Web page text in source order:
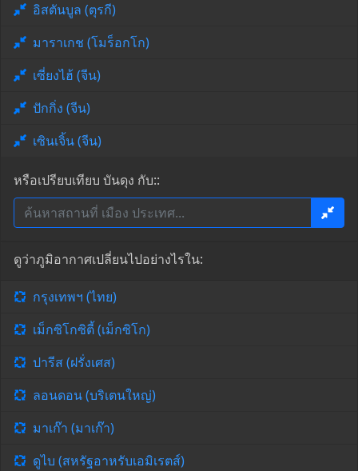
อิสตันบูล (ตุรกี)
มาราเกช (โมร็อกโก)
เซี่ยงไฮ้ (จีน)
ปักกิ่ง (จีน)
เซินเจิ้น (จีน)
หรือเปรียบเทียบ บันดุง กับ::
ดูว่าภูมิอากาศเปลี่ยนไปอย่างไรใน:
กรุงเทพฯ (ไทย)
เม็กซิโกซิตี้ (เม็กซิโก)
ปารีส (ฝรั่งเศส)
ลอนดอน (บริเตนใหญ่)
มาเก๊า (มาเก๊า)
ดูไบ (สหรัฐอาหรับเอมิเรตส์)